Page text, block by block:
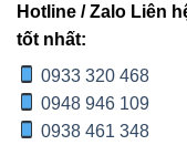
4. Lợi ích
Tiết kiệm điện:
điện năng.
Hotline / Zalo Liên
tốt nhất:
0933 320 468
0948 946 109
0938 461 348